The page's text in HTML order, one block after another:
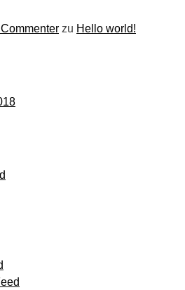
zu Hello world!